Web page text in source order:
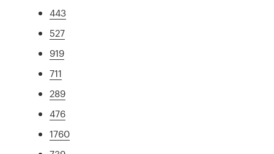
443
527
919
711
289
476
1760